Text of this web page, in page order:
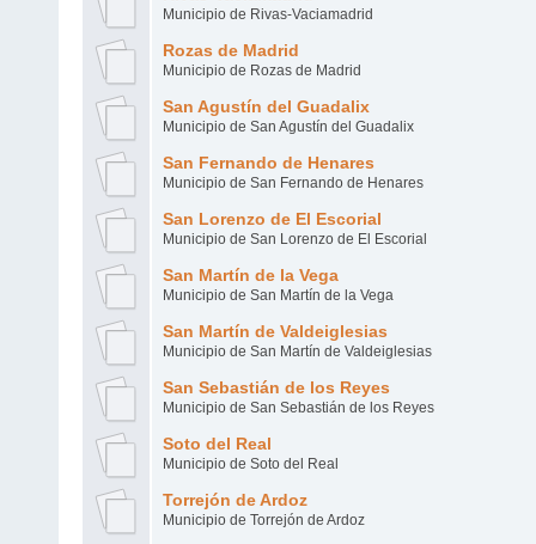
Municipio de Rivas-Vaciamadrid
Rozas de Madrid
Municipio de Rozas de Madrid
San Agustín del Guadalix
Municipio de San Agustín del Guadalix
San Fernando de Henares
Municipio de San Fernando de Henares
San Lorenzo de El Escorial
Municipio de San Lorenzo de El Escorial
San Martín de la Vega
Municipio de San Martín de la Vega
San Martín de Valdeiglesias
Municipio de San Martín de Valdeiglesias
San Sebastián de los Reyes
Municipio de San Sebastián de los Reyes
Soto del Real
Municipio de Soto del Real
Torrejón de Ardoz
Municipio de Torrejón de Ardoz